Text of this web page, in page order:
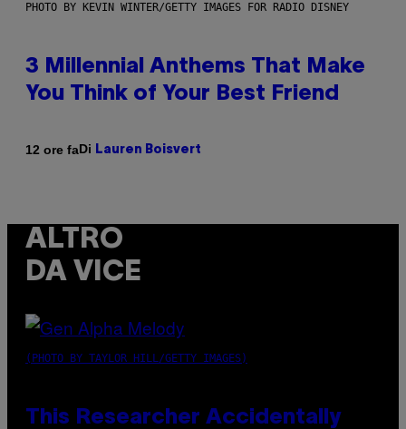
PHOTO BY KEVIN WINTER/GETTY IMAGES FOR RADIO DISNEY
3 Millennial Anthems That Make
You Think of Your Best Friend
12 ore faDi Lauren Boisvert
ALTRO
DA VICE
(PHOTO BY TAYLOR HILL/GETTY IMAGES)
This Researcher Accidentally